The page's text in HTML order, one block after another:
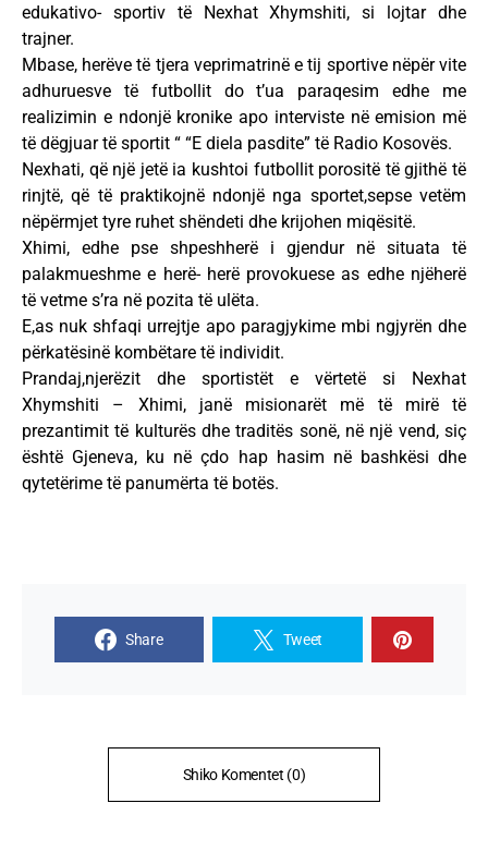
edukativo- sportiv të Nexhat Xhymshiti, si lojtar dhe
trajner.
Mbase, herëve të tjera veprimatrinë e tij sportive nëpër vite
adhuruesve të futbollit do t’ua paraqesim edhe me
realizimin e ndonjë kronike apo interviste në emision më
të dëgjuar të sportit “ “E diela pasdite” të Radio Kosovës.
Nexhati, që një jetë ia kushtoi futbollit porositë të gjithë të
rinjtë, që të praktikojnë ndonjë nga sportet,sepse vetëm
nëpërmjet tyre ruhet shëndeti dhe krijohen miqësitë.
Xhimi, edhe pse shpeshherë i gjendur në situata të
palakmueshme e herë- herë provokuese as edhe njëherë
të vetme s’ra në pozita të ulëta.
E,as nuk shfaqi urrejtje apo paragjykime mbi ngjyrën dhe
përkatësinë kombëtare të individit.
Prandaj,njerëzit dhe sportistët e vërtetë si Nexhat
Xhymshiti – Xhimi, janë misionarët më të mirë të
prezantimit të kulturës dhe traditës sonë, në një vend, siç
është Gjeneva, ku në çdo hap hasim në bashkësi dhe
qytetërime të panumërta të botës.
Share Tweet
Shiko Komentet (0)